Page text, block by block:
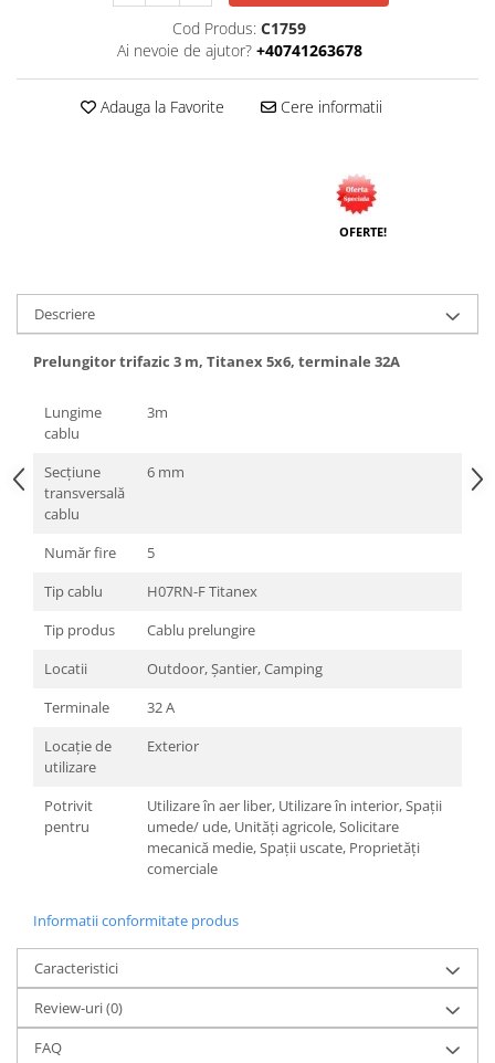
Cod Produs: C1759
Ai nevoie de ajutor? +40741263678
Adauga la Favorite Cere informatii
OFERTE!
Descriere
Prelungitor trifazic 3 m, Titanex 5x6, terminale 32A
Lungime
cablu
3m
Secţiune
transversală
cablu
6 mm
Număr fire
5
Tip cablu
H07RN-F Titanex
Tip produs
Cablu prelungire
Locatii
Outdoor, Şantier, Camping
Terminale
32 A
Locație de
utilizare
Exterior
Potrivit
pentru
Utilizare în aer liber, Utilizare în interior, Spații
umede/ ude, Unități agricole, Solicitare
mecanică medie, Spații uscate, Proprietăți
comerciale
Informatii conformitate produs
Caracteristici
Review-uri(0)
FAQ